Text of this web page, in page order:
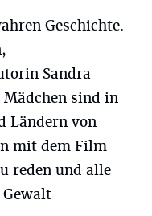
Geschichte.
Sandra
sind in
Ländern von
mit dem Film
reden und alle